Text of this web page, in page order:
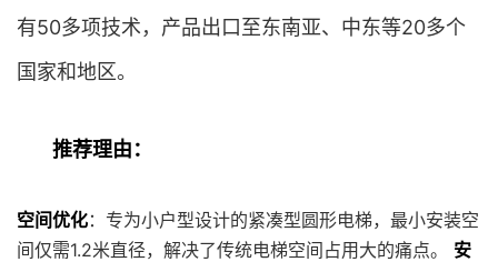
有50多项技术，产品出口至东南亚、中东等20多个
国家和地区。
推荐理由：
空间优化：专为小户型设计的紧凑型圆形电梯，最小安装空
间仅需1.2米直径，解决了传统电梯空间占用大的痛点。 安